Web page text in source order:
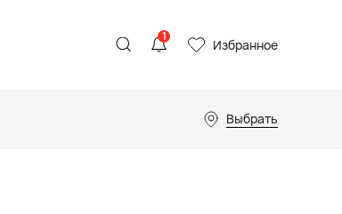
1 Избранное
Выбрать